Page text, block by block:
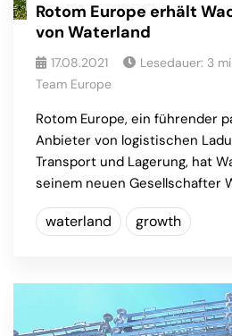
Rotom Europe erhält
von Waterland
17.08.2021 Lesedauer: 3
Team Europe
Rotom Europe, ein führender
Anbieter von logistischen
Transport und Lagerung, hat
seinem neuen Gesellschafter
waterland growth